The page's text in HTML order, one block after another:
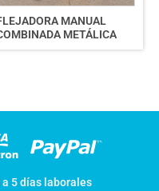
MANUAL
METÁLICA
a 5 días laborales